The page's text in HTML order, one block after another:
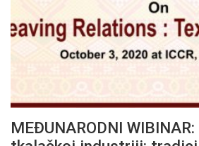
MEĐUNARODNI